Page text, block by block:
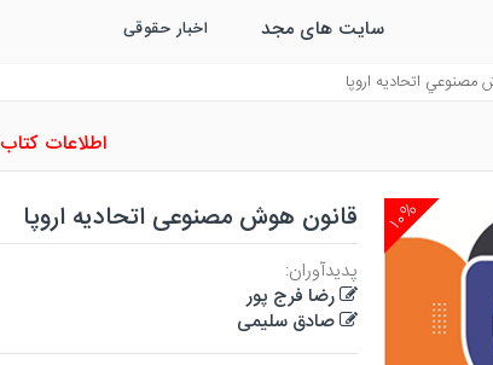
سایت های مجد اخبار حقوقی
اتحاديه اروپا
اطلاعات کتاب
۱۰% قانون هوش مصنوعی اتحادیه اروپا
پدیدآوران:
رضا فرج پور
صادق سلیمی